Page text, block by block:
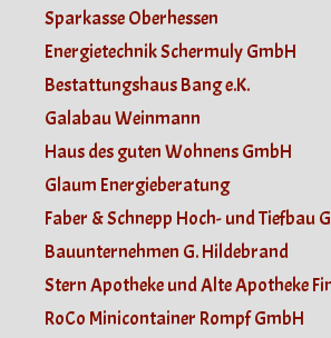
Sparkasse Oberhessen
Energietechnik Schermuly GmbH
Bestattungshaus Bang e.K.
Galabau Weinmann
Haus des guten Wohnens GmbH
Glaum Energieberatung
Faber & Schnepp Hoch- und Tiefbau
Bauunternehmen G. Hildebrand
Stern Apotheke und Alte Apotheke
RoCo Minicontainer Rompf GmbH